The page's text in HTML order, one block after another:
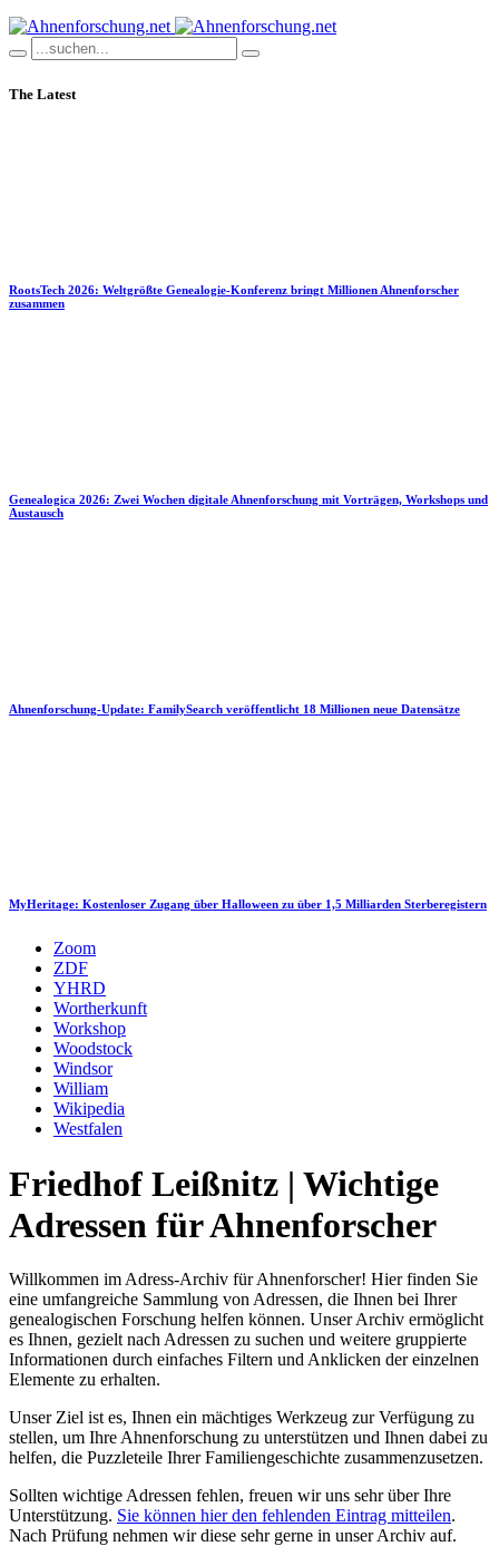
The Latest
RootsTech 2026: Weltgrößte Genealogie-Konferenz bringt Millionen Ahnenforscher
zusammen
Genealogica 2026: Zwei Wochen digitale Ahnenforschung mit Vorträgen, Workshops und
Austausch
Ahnenforschung-Update: FamilySearch veröffentlicht 18 Millionen neue Datensätze
MyHeritage: Kostenloser Zugang über Halloween zu über 1,5 Milliarden Sterberegistern
Zoom
ZDF
YHRD
Wortherkunft
Workshop
Woodstock
Windsor
William
Wikipedia
Westfalen
Friedhof Leißnitz | Wichtige
Adressen für Ahnenforscher
Willkommen im Adress-Archiv für Ahnenforscher! Hier finden Sie
eine umfangreiche Sammlung von Adressen, die Ihnen bei Ihrer
genealogischen Forschung helfen können. Unser Archiv ermöglicht
es Ihnen, gezielt nach Adressen zu suchen und weitere gruppierte
Informationen durch einfaches Filtern und Anklicken der einzelnen
Elemente zu erhalten.
Unser Ziel ist es, Ihnen ein mächtiges Werkzeug zur Verfügung zu
stellen, um Ihre Ahnenforschung zu unterstützen und Ihnen dabei zu
helfen, die Puzzleteile Ihrer Familiengeschichte zusammenzusetzen.
Sollten wichtige Adressen fehlen, freuen wir uns sehr über Ihre
Unterstützung. Sie können hier den fehlenden Eintrag mitteilen.
Nach Prüfung nehmen wir diese sehr gerne in unser Archiv auf.